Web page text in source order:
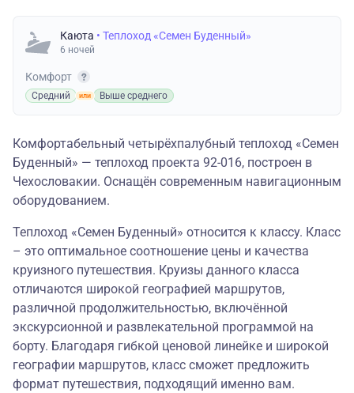
Каюта • Теплоход «Семен Буденный»
6 ночей
Комфорт
Средний Выше среднего
Комфортабельный четырёхпалубный теплоход «Семен
Буденный» — теплоход проекта 92-016, построен в
Чехословакии. Оснащён современным навигационным
оборудованием.
Теплоход «Семен Буденный» относится к классу. Класс
– это оптимальное соотношение цены и качества
круизного путешествия. Круизы данного класса
отличаются широкой географией маршрутов,
различной продолжительностью, включённой
экскурсионной и развлекательной программой на
борту. Благодаря гибкой ценовой линейке и широкой
географии маршрутов, класс сможет предложить
формат путешествия, подходящий именно вам.